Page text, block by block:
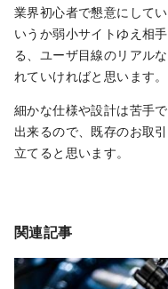
業界初心者で懇意にして
いうか弱小サイトゆえ相
る、ユーザ目線のリアル
れていければと思います。
細かな仕様や設計は苦手
出来るので、既存のお取
立てると思います。
関連記事